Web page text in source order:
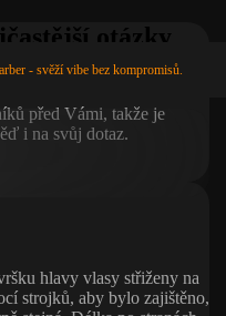
- svěží vibe bez kompromisů.
otázky
před Vámi, takže je
i na svůj dotaz.
hlavy vlasy střiženy na
strojků, aby bylo zajištěno,